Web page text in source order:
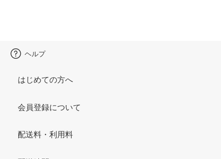
ヘルプ
はじめての方へ
会員登録について
配送料・利用料